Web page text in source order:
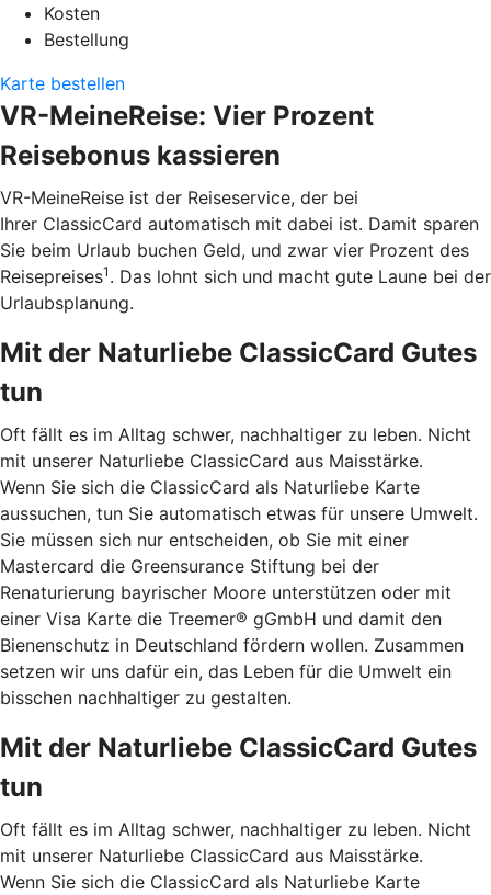
Kosten
Bestellung
Karte bestellen
VR-MeineReise: Vier Prozent
Reisebonus kassieren
VR-MeineReise ist der Reiseservice, der bei
Ihrer ClassicCard automatisch mit dabei ist. Damit sparen
Sie beim Urlaub buchen Geld, und zwar vier Prozent des
Reisepreises1 . Das lohnt sich und macht gute Laune bei der
Urlaubsplanung.
Mit der Naturliebe ClassicCard Gutes
tun
Oft fällt es im Alltag schwer, nachhaltiger zu leben. Nicht
mit unserer Naturliebe ClassicCard aus Maisstärke.
Wenn Sie sich die ClassicCard als Naturliebe Karte
aussuchen, tun Sie automatisch etwas für unsere Umwelt.
Sie müssen sich nur entscheiden, ob Sie mit einer
Mastercard die Greensurance Stiftung bei der
Renaturierung bayrischer Moore unterstützen oder mit
einer Visa Karte die Treemer® gGmbH und damit den
Bienenschutz in Deutschland fördern wollen. Zusammen
setzen wir uns dafür ein, das Leben für die Umwelt ein
bisschen nachhaltiger zu gestalten.
Mit der Naturliebe ClassicCard Gutes
tun
Oft fällt es im Alltag schwer, nachhaltiger zu leben. Nicht
mit unserer Naturliebe ClassicCard aus Maisstärke.
Wenn Sie sich die ClassicCard als Naturliebe Karte